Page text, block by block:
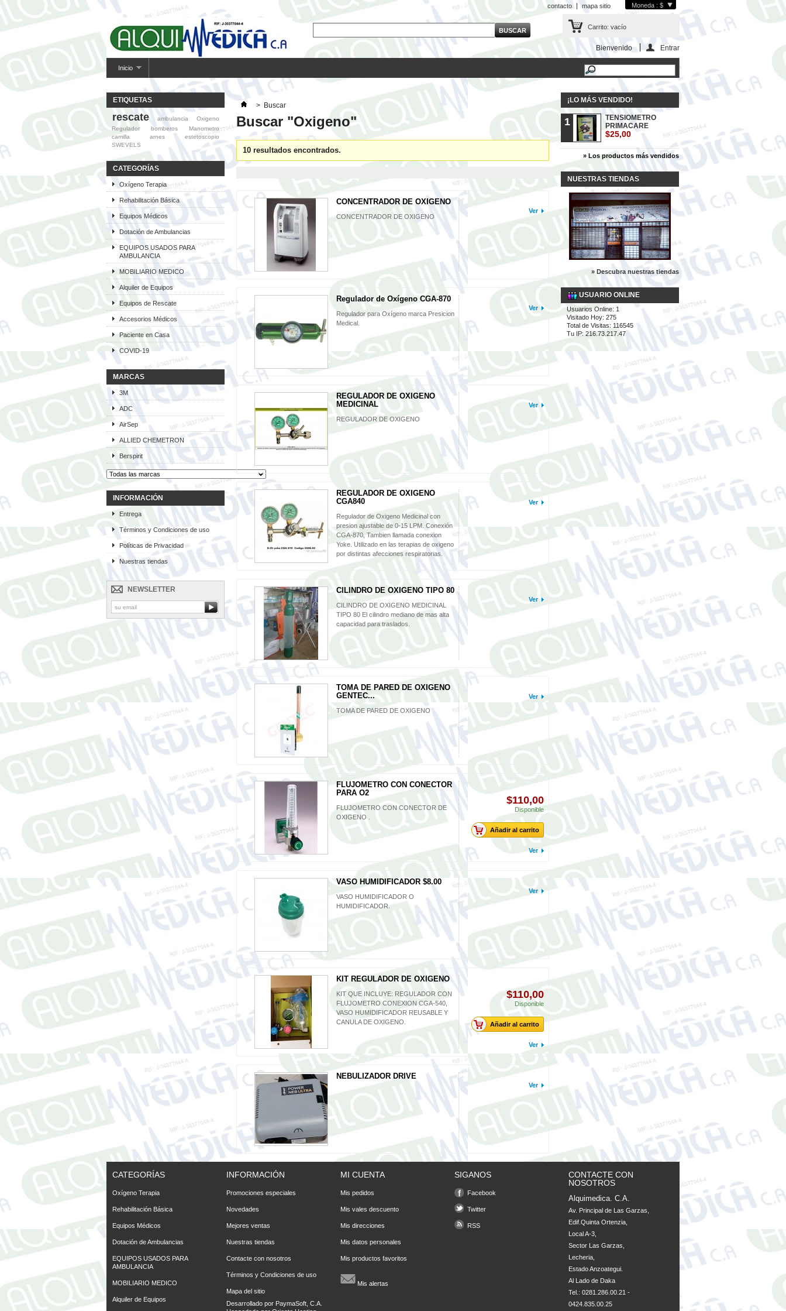
Moneda : $
contacto mapa sitio
Carrito: vacío
Bienvenido Entrar
Inicio
ETIQUETAS
rescate ambulancia
Oxigeno
Regulador
bomberos
Manometro
camilla
arnes
estetoscopio
SWEVELS
CATEGORÍAS
Oxígeno Terapia
Rehabilitación Básica
Equipos Médicos
Dotación de Ambulancias
EQUIPOS USADOS PARA
AMBULANCIA
MOBILIARIO MEDICO
Alquiler de Equipos
Equipos de Rescate
Accesorios Médicos
Paciente en Casa
COVID-19
MARCAS
3M
ADC
AirSep
ALLIED CHEMETRON
Berspirit
INFORMACIÓN
Entrega
Términos y Condiciones de uso
Políticas de Privacidad
Nuestras tiendas
NEWSLETTER
> Buscar
Buscar "Oxigeno"
10 resultados encontrados.
CONCENTRADOR DE OXIGENO
CONCENTRADOR DE OXIGENO
Ver
Regulador de Oxígeno CGA-870
Regulador para Oxígeno marca Presicion
Medical.
Ver
REGULADOR DE OXIGENO
MEDICINAL
REGULADOR DE OXIGENO
Ver
REGULADOR DE OXIGENO
CGA840
Regulador de Oxigeno Medicinal con
presion ajustable de 0-15 LPM. Conexión
CGA-870, Tambien llamada conexion
Yoke. Utilizado en las terapias de oxigeno
por distintas afecciones respiratorias.
Ver
CILINDRO DE OXIGENO TIPO 80
CILINDRO DE OXIGENO MEDICINAL
TIPO 80 El cilindro mediano de mas alta
capacidad para traslados.
Ver
TOMA DE PARED DE OXIGENO
GENTEC...
TOMA DE PARED DE OXIGENO
Ver
FLUJOMETRO CON CONECTOR
PARA O2
FLUJOMETRO CON CONECTOR DE
OXIGENO .
$110,00
Disponible
Añadir al carrito
Ver
VASO HUMIDIFICADOR $8.00
VASO HUMIDIFICADOR O
HUMIDIFICADOR.
Ver
KIT REGULADOR DE OXIGENO
KIT QUE INCLUYE: REGULADOR CON
FLUJOMETRO CONEXION CGA-540,
VASO HUMIDIFICADOR REUSABLE Y
CANULA DE OXIGENO.
$110,00
Disponible
Añadir al carrito
Ver
NEBULIZADOR DRIVE
Ver
¡LO MÁS VENDIDO!
1
TENSIOMETRO
PRIMACARE
$25,00
» Los productos más vendidos
NUESTRAS TIENDAS
» Descubra nuestras tiendas
USUARIO ONLINE
Usuarios Online: 1
Visitado Hoy: 275
Total de Visitas: 116545
Tu IP: 216.73.217.47
CATEGORÍAS
Oxígeno Terapia
Rehabilitación Básica
Equipos Médicos
Dotación de Ambulancias
EQUIPOS USADOS PARA
AMBULANCIA
MOBILIARIO MEDICO
Alquiler de Equipos
INFORMACIÓN
Promociones especiales
Novedades
Mejores ventas
Nuestras tiendas
Contacte con nosotros
Términos y Condiciones de uso
Mapa del sitio
Desarrollado por PaymaSoft, C.A.
MI CUENTA
Mis pedidos
Mis vales descuento
Mis direcciones
Mis datos personales
Mis productos favoritos
Mis alertas
SIGANOS
Facebook
Twitter
RSS
CONTACTE CON
NOSOTROS
Alquimedica. C.A.
Av. Principal de Las Garzas,
Edif.Quinta Ortenzia,
Local A-3,
Sector Las Garzas,
Lecheria,
Estado Anzoategui.
Al Lado de Daka
Tel.: 0281.286.00.21 -
0424.835.00.25